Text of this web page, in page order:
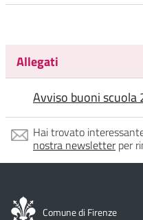
Allegati
Avviso buoni
Hai trovato
nostra newsletterper
Comune di Firenze